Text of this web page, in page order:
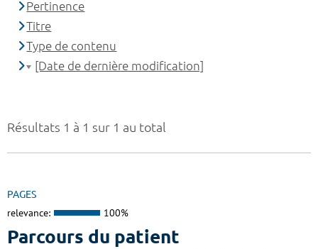
Résultats 1 à 1 sur 1 au total
PAGES
relevance: 100%
Parcours du patient
Pertinence
Titre
Type de contenu
[Date de dernière modification]